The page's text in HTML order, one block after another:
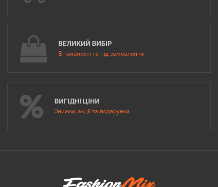
ВЕЛИКИЙ ВИБІР
В наявності та під замовлення
ВИГІДНІ ЦІНИ
Знижки, акції та подарунки